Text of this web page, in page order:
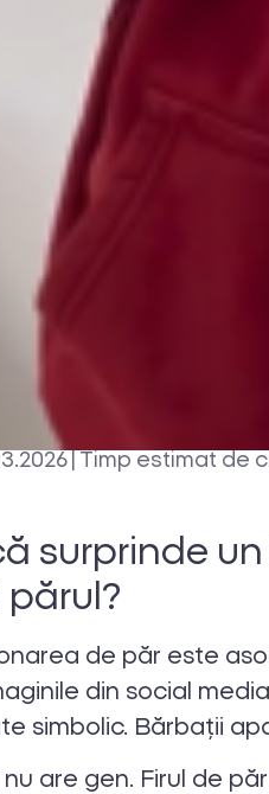
Timp estimat de
surprinde
de păr este
din social
simbolic. Bărbații
nu are gen. Firul de